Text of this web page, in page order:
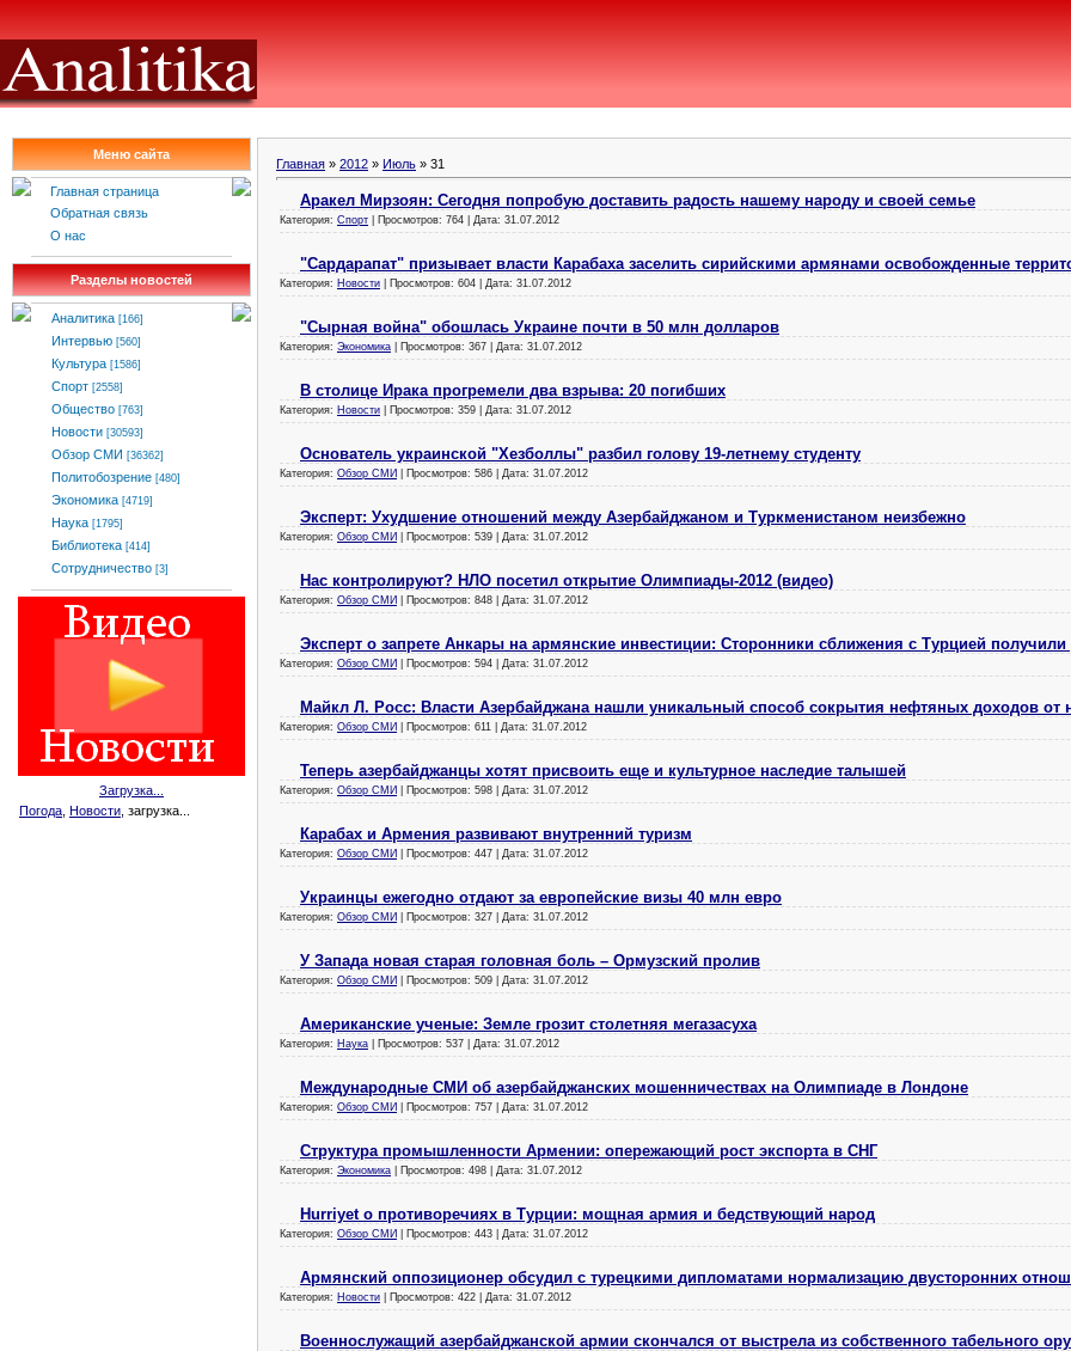
Меню сайта
Главная страница
Обратная связь
О нас
Разделы новостей
Аналитика [166]
Интервью [560]
Культура [1586]
Спорт [2558]
Общество [763]
Новости [30593]
Обзор СМИ [36362]
Политобозрение [480]
Экономика [4719]
Наука [1795]
Библиотека [414]
Сотрудничество [3]
Загрузка...
Погода Новости , загрузка...
Главная » 2012 » Июль » 31
Аракел Мирзоян: Сегодня попробую доставить радость нашему народу и своей семье
Категория: Спорт | Просмотров: 764 | Дата: 31.07.2012
"Сардарапат" призывает власти Карабаха заселить сирийскими армянами освобожденные
Категория: Новости | Просмотров: 604 | Дата: 31.07.2012
"Сырная война" обошлась Украине почти в 50 млн долларов
Категория: Экономика | Просмотров: 367 | Дата: 31.07.2012
В столице Ирака прогремели два взрыва: 20 погибших
Категория: Новости | Просмотров: 359 | Дата: 31.07.2012
Основатель украинской "Хезболлы" разбил голову 19-летнему студенту
Категория: Обзор СМИ | Просмотров: 586 | Дата: 31.07.2012
Эксперт: Ухудшение отношений между Азербайджаном и Туркменистаном неизбежно
Категория: Обзор СМИ | Просмотров: 539 | Дата: 31.07.2012
Нас контролируют? НЛО посетил открытие Олимпиады-2012 (видео)
Категория: Обзор СМИ | Просмотров: 848 | Дата: 31.07.2012
Эксперт о запрете Анкары на армянские инвестиции: Сторонники сближения с Турцией получили
Категория: Обзор СМИ | Просмотров: 594 | Дата: 31.07.2012
Майкл Л. Росс: Власти Азербайджана нашли уникальный способ сокрытия нефтяных доходов от
Категория: Обзор СМИ | Просмотров: 611 | Дата: 31.07.2012
Теперь азербайджанцы хотят присвоить еще и культурное наследие талышей
Категория: Обзор СМИ | Просмотров: 598 | Дата: 31.07.2012
Карабах и Армения развивают внутренний туризм
Категория: Обзор СМИ | Просмотров: 447 | Дата: 31.07.2012
Украинцы ежегодно отдают за европейские визы 40 млн евро
Категория: Обзор СМИ | Просмотров: 327 | Дата: 31.07.2012
У Запада новая старая головная боль – Ормузский пролив
Категория: Обзор СМИ | Просмотров: 509 | Дата: 31.07.2012
Американские ученые: Земле грозит столетняя мегазасуха
Категория: Наука | Просмотров: 537 | Дата: 31.07.2012
Международные СМИ об азербайджанских мошенничествах на Олимпиаде в Лондоне
Категория: Обзор СМИ | Просмотров: 757 | Дата: 31.07.2012
Структура промышленности Армении: опережающий рост экспорта в СНГ
Категория: Экономика | Просмотров: 498 | Дата: 31.07.2012
Hurriyet о противоречиях в Турции: мощная армия и бедствующий народ
Категория: Обзор СМИ | Просмотров: 443 | Дата: 31.07.2012
Армянский оппозиционер обсудил с турецкими дипломатами нормализацию двусторонних
Категория: Новости | Просмотров: 422 | Дата: 31.07.2012
Военнослужащий азербайджанской армии скончался от выстрела из собственного табельного